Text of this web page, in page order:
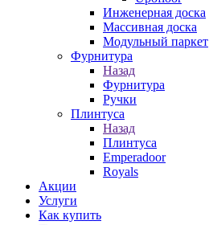
Инженерная доска
Массивная доска
Модульный паркет
Фурнитура
Назад
Фурнитура
Ручки
Плинтуса
Назад
Плинтуса
Emperadoor
Royals
Акции
Услуги
Как купить